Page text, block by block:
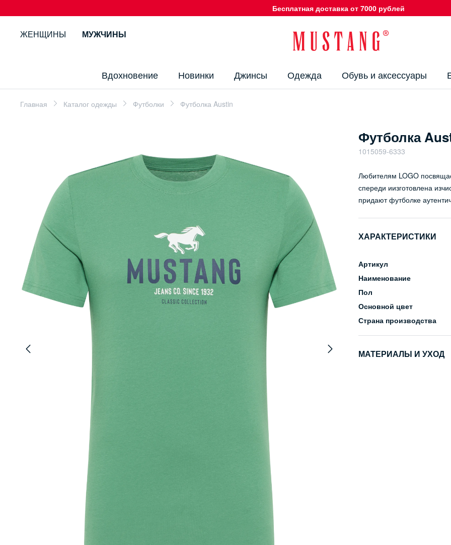
Бесплатная доставка от 7000 рублей
ЖЕНЩИНЫ МУЖЧИНЫ
Вдохновение Новинки Джинсы Одежда Обувь и аксессуары
Главная Каталог одежды Футболки Футболка Austin
Футболка
1015059-6333
Любителям LOGO
спереди иизготовлена
придают футболке
ХАРАКТЕРИСТИКИ
Артикул
Наименование
Пол
Основной цвет
Страна производства
МАТЕРИАЛЫ И УХОД